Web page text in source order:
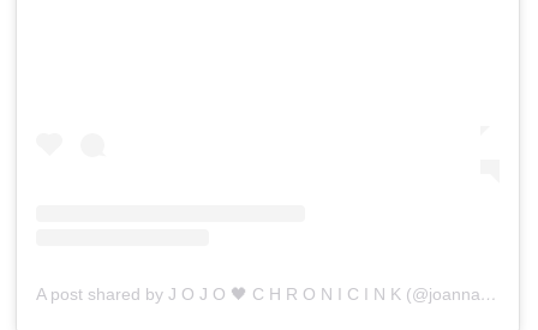
A post shared by J O J O 🖤 C H R O N I C I N K (@joannamroman)